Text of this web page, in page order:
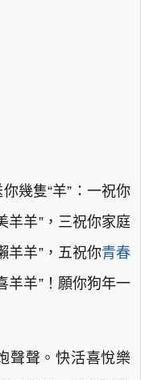
幾隻“羊”：一祝你
羊羊”，三祝你家庭
羊羊”，五祝你青春
羊羊”！願你狗年一
聲聲。快活喜悅樂